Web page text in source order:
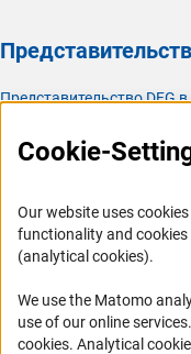
Представительство DFG
Профиль DFG
Органы управления
Задачи DFG
Финансирование
Cookie-
Our website uses
functionality and
(analytical cookies).
We use the Matomo
use of our online
cookies(Anc
. Analytical